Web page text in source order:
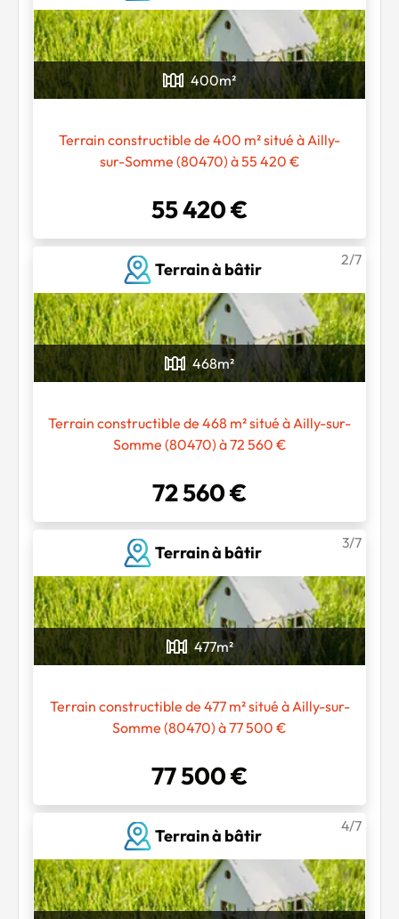
400m²
Terrain constructible de 400 m² situé à Ailly-
sur-Somme (80470) à 55 420 €
55 420 €
Terrain à bâtir
2/7
468m²
Terrain constructible de 468 m² situé à Ailly-sur-
Somme (80470) à 72 560 €
72 560 €
Terrain à bâtir
3/7
477m²
Terrain constructible de 477 m² situé à Ailly-sur-
Somme (80470) à 77 500 €
77 500 €
Terrain à bâtir
4/7